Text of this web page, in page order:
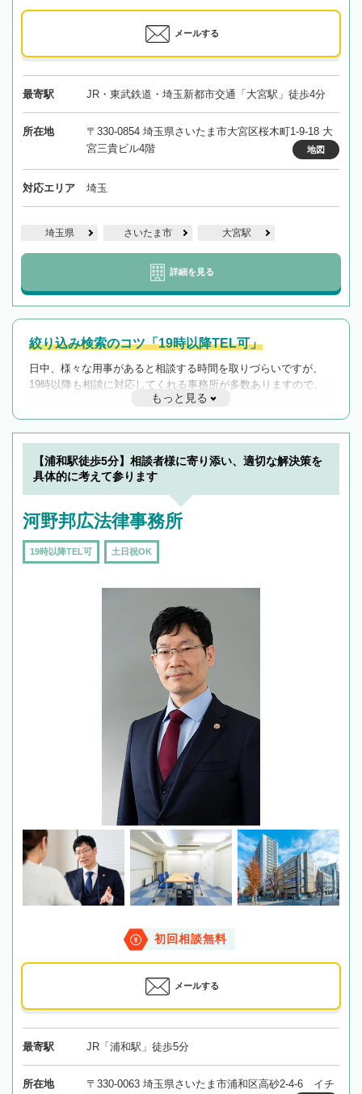
メールする
最寄駅 JR・東武鉄道・埼玉新都市交通「大宮駅」徒歩4分
所在地
〒330-0854 埼玉県さいたま市大宮区桜木町1-9-18 大
宮三貴ビル4階
地図
対応エリア 埼玉
埼玉県 さいたま市 大宮駅
詳細を見る
絞り込み検索のコツ「19時以降TEL可」
日中、様々な用事があると相談する時間を取りづらいですが、
19時以降も相談に対応してくれる事務所が多数ありますので、
遅い時間の相談が増えそうな場合はそのような事務所に絞り込
んで検索してみましょう。
19時以降TEL可の条件
を加えて再検索
もっと見る
【浦和駅徒歩5分】相談者様に寄り添い、適切な解決策を
具体的に考えて参ります
河野邦広法律事務所
19時以降TEL可 土日祝OK
初回相談無料
メールする
最寄駅 JR「浦和駅」徒歩5分
所在地
〒330-0063 埼玉県さいたま市浦和区高砂2-4-6 イチ